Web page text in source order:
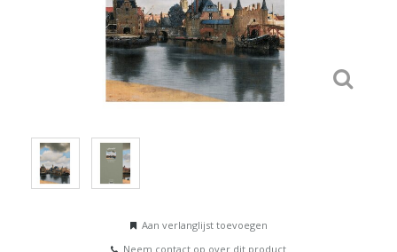
Aan verlanglijst toevoegen
Neem contact op over dit product